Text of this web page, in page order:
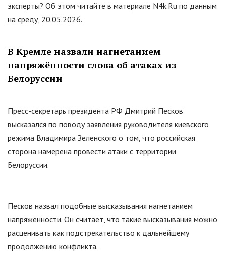
эксперты? Об этом читайте в материале N4k.Ru по данным
на среду, 20.05.2026.
В Кремле назвали нагнетанием
напряжённости слова об атаках из
Белоруссии
Пресс-секретарь президента РФ Дмитрий Песков
высказался по поводу заявления руководителя киевского
режима Владимира Зеленского о том, что российская
сторона намерена провести атаки с территории
Белоруссии.
Песков назвал подобные высказывания нагнетанием
напряжённости. Он считает, что такие высказывания можно
расценивать как подстрекательство к дальнейшему
продолжению конфликта.